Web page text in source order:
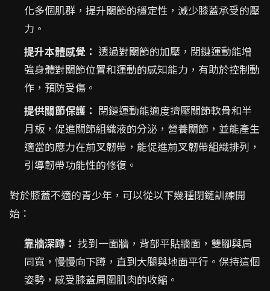
化多個肌群，提升關節的穩定性，減少膝蓋承受的壓
力。
提升本體感覺： 透過對關節的加壓，閉鏈運動能增
強身體對關節位置和運動的感知能力，有助於控制動
作，預防受傷。
提供關節保護： 閉鏈運動能適度擠壓關節軟骨和半
月板，促進關節組織液的分泌，營養關節，並能產生
適當的應力在前叉韌帶，能促進前叉韌帶組織排列，
引導韌帶功能性的修復。
對於膝蓋不適的青少年，可以從以下幾種閉鏈訓練開
始：
靠牆深蹲： 找到一面牆，背部平貼牆面，雙腳與肩
同寬，慢慢向下蹲，直到大腿與地面平行。保持這個
姿勢，感受膝蓋周圍肌肉的收縮。